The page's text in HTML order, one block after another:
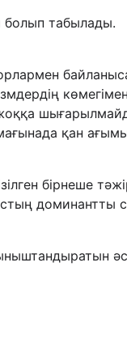
болып табылады.
көмегімен
қан
бірнеше
доминантты